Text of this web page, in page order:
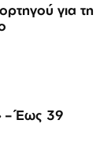
για τη
– Έως 39